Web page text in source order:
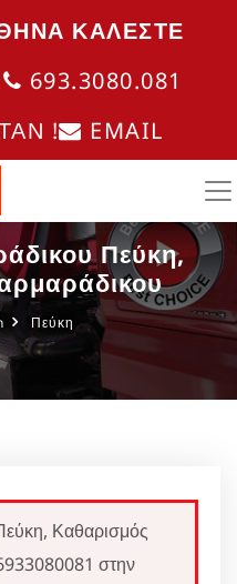
ΚΑΛΈΣΤΕ
693.3080.081
!
EMAIL
Πεύκη,
Πεύκη
Καθαρισμός
στην